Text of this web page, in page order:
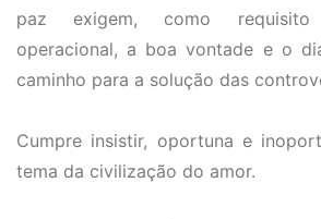
paz exigem, como
operacional, a boa vontade e o
caminho para a solução das
Cumpre insistir, oportuna e
tema da civilização do amor.